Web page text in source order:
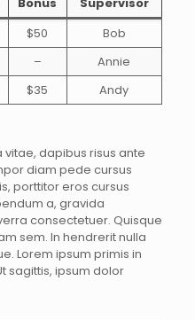
$50
Bob
–
Annie
$35 Andy
vitae, dapibus risus ante
diam pede cursus
porttitor eros cursus
a, gravida
consectetuer. Quisque
sem. In hendrerit nulla
Lorem ipsum primis in
sagittis, ipsum dolor